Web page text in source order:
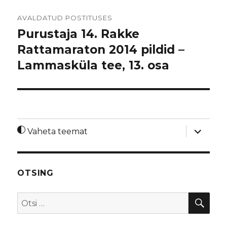
AVALDATUD POSTITUSES
Purustaja 14. Rakke
Rattamaraton 2014 pildid –
Lammasküla tee, 13. osa
Vaheta teemat
laienda
OTSING
Otsi: